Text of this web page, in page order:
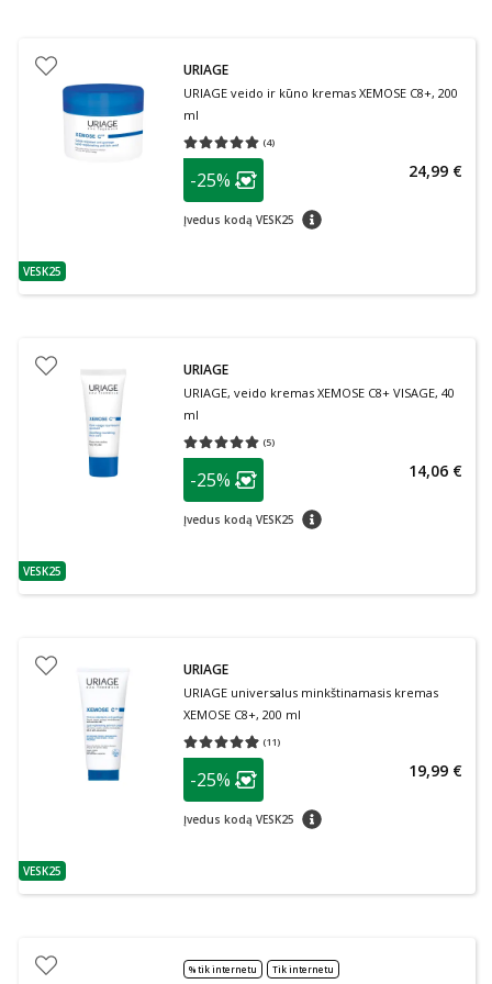
patarimas
VESK25
URIAGE
URIAGE veido ir kūno kremas XEMOSE C8+, 200
ml
(4)
Vidutinis įvertinimas 5.00
patarimas
Lojalumo klubo narių nuolaida
-25%
Įvedus kodą VESK25 patarimas
24,99 €
patarimas
VESK25
URIAGE
URIAGE, veido kremas XEMOSE C8+ VISAGE, 40
ml
(5)
Vidutinis įvertinimas 5.00
patarimas
Lojalumo klubo narių nuolaida
-25%
Įvedus kodą VESK25 patarimas
14,06 €
patarimas
VESK25
URIAGE
URIAGE universalus minkštinamasis kremas
XEMOSE C8+, 200 ml
(11)
Vidutinis įvertinimas 4.91
patarimas
Lojalumo klubo narių nuolaida
-25%
Įvedus kodą VESK25 patarimas
19,99 €
% tik internetu Tik internetu